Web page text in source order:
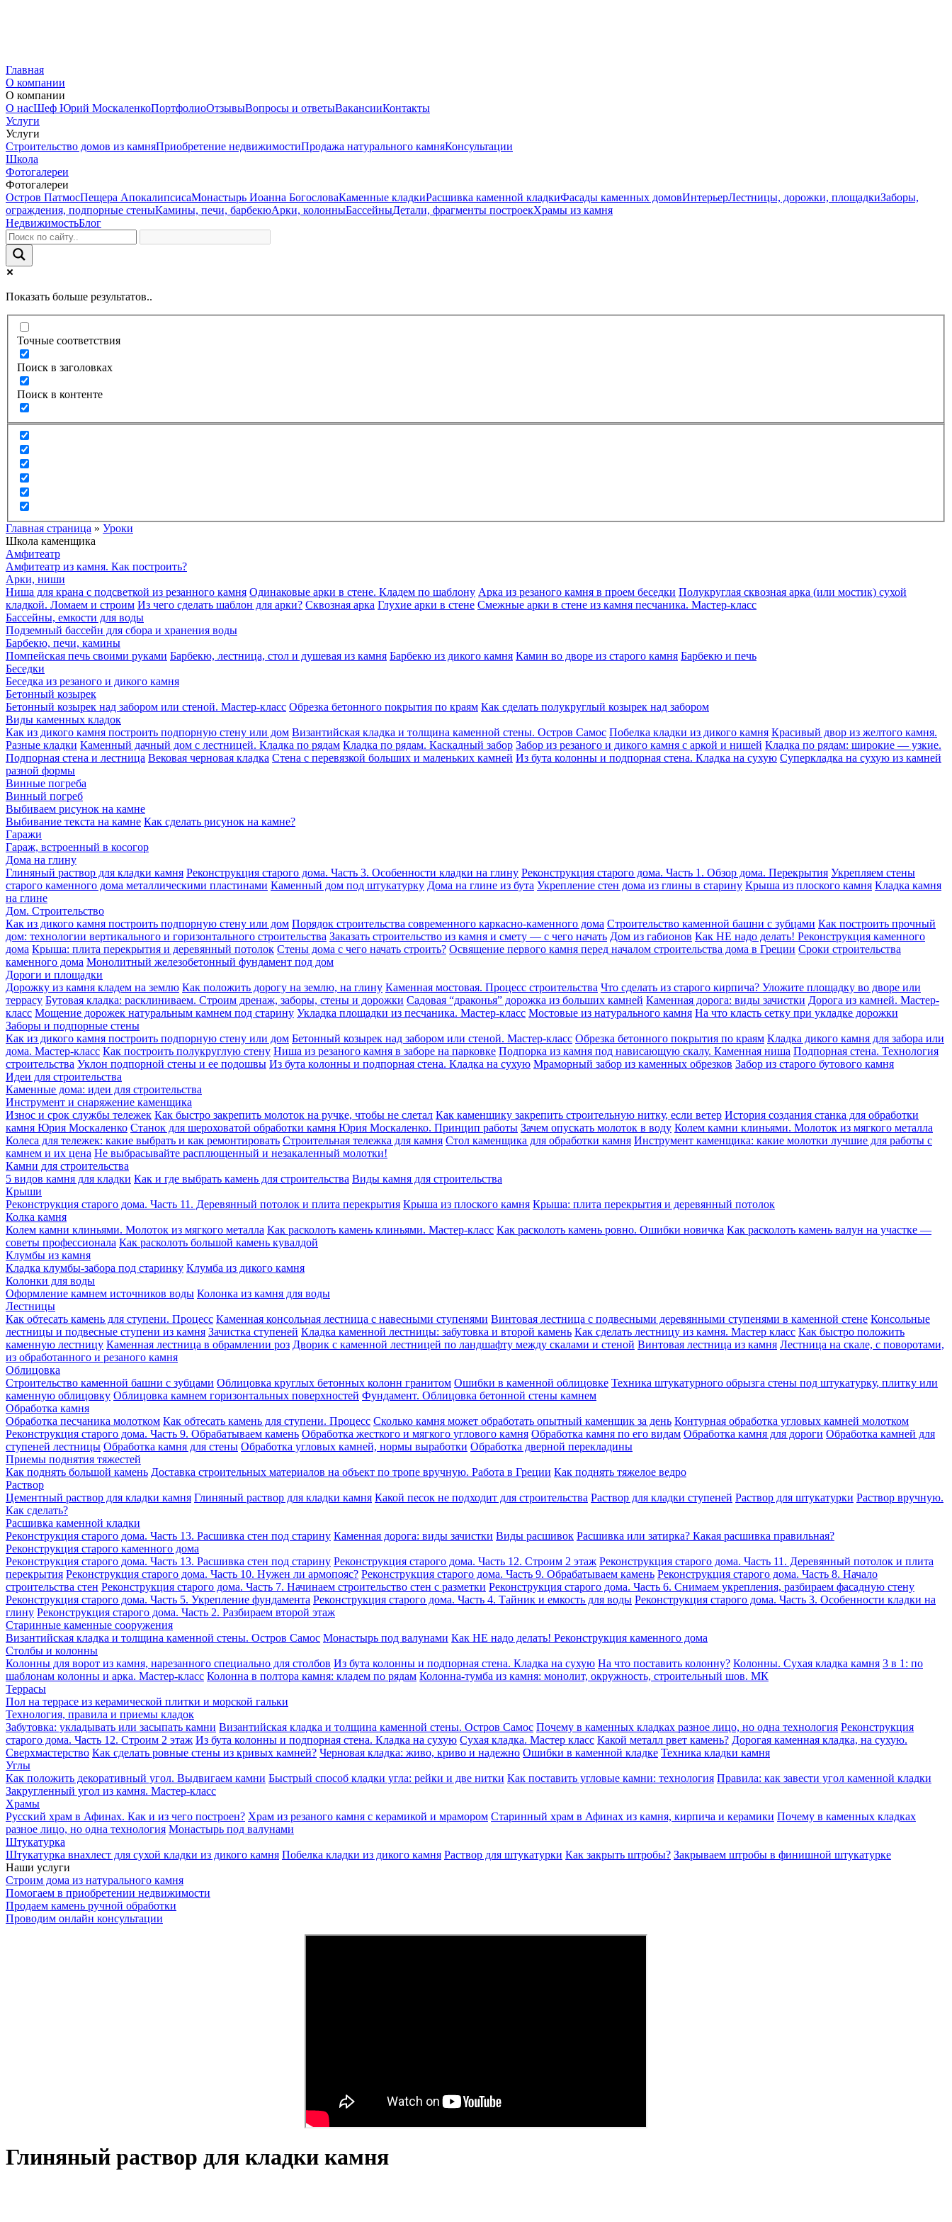
Главная
О компании
О компании
О насШеф Юрий МоскаленкоПортфолиоОтзывыВопросы и ответыВакансииКонтакты
Услуги
Услуги
Строительство домов из камняПриобретение недвижимостиПродажа натурального камняКонсультации
Школа
Фотогалереи
Фотогалереи
Остров ПатмосПещера АпокалипсисаМонастырь Иоанна БогословаКаменные кладкиРасшивка каменной кладкиФасады каменных домовИнтерьерЛестницы, дорожки, площадкиЗаборы,
ограждения, подпорные стеныКамины, печи, барбекюАрки, колонныБассейныДетали, фрагменты построекХрамы из камня
НедвижимостьБлог
Показать больше результатов..
Точные соответствия
Поиск в заголовках
Поиск в контенте
Главная страница » Уроки
Школа каменщика
Амфитеатр
Амфитеатр из камня. Как построить?
Арки, ниши
Ниша для крана с подсветкой из резанного камня Одинаковые арки в стене. Кладем по шаблону Арка из резаного камня в проем беседки Полукруглая сквозная арка (или мостик) сухой
кладкой. Ломаем и строим Из чего сделать шаблон для арки? Сквозная арка Глухие арки в стене Смежные арки в стене из камня песчаника. Мастер-класс
Бассейны, емкости для воды
Подземный бассейн для сбора и хранения воды
Барбекю, печи, камины
Помпейская печь своими руками Барбекю, лестница, стол и душевая из камня Барбекю из дикого камня Камин во дворе из старого камня Барбекю и печь
Беседки
Беседка из резаного и дикого камня
Бетонный козырек
Бетонный козырек над забором или стеной. Мастер-класс Обрезка бетонного покрытия по краям Как сделать полукруглый козырек над забором
Виды каменных кладок
Как из дикого камня построить подпорную стену или дом Византийская кладка и толщина каменной стены. Остров Самос Побелка кладки из дикого камня Красивый двор из желтого камня.
Разные кладки Каменный дачный дом с лестницей. Кладка по рядам Кладка по рядам. Каскадный забор Забор из резаного и дикого камня с аркой и нишей Кладка по рядам: широкие — узкие.
Подпорная стена и лестница Вековая черновая кладка Стена с перевязкой больших и маленьких камней Из бута колонны и подпорная стена. Кладка на сухую Суперкладка на сухую из камней
разной формы
Винные погреба
Винный погреб
Выбиваем рисунок на камне
Выбивание текста на камне Как сделать рисунок на камне?
Гаражи
Гараж, встроенный в косогор
Дома на глину
Глиняный раствор для кладки камня Реконструкция старого дома. Часть 3. Особенности кладки на глину Реконструкция старого дома. Часть 1. Обзор дома. Перекрытия Укрепляем стены
старого каменного дома металлическими пластинами Каменный дом под штукатурку Дома на глине из бута Укрепление стен дома из глины в старину Крыша из плоского камня Кладка камня
на глине
Дом. Строительство
Как из дикого камня построить подпорную стену или дом Порядок строительства современного каркасно-каменного дома Строительство каменной башни с зубцами Как построить прочный
дом: технологии вертикального и горизонтального строительства Заказать строительство из камня и смету — с чего начать Дом из габионов Как НЕ надо делать! Реконструкция каменного
дома Крыша: плита перекрытия и деревянный потолок Стены дома с чего начать строить? Освящение первого камня перед началом строительства дома в Греции Сроки строительства
каменного дома Монолитный железобетонный фундамент под дом
Дороги и площадки
Дорожку из камня кладем на землю Как положить дорогу на землю, на глину Каменная мостовая. Процесс строительства Что сделать из старого кирпича? Уложите площадку во дворе или
террасу Бутовая кладка: расклиниваем. Строим дренаж, заборы, стены и дорожки Садовая “драконья” дорожка из больших камней Каменная дорога: виды зачистки Дорога из камней. Мастер-
класс Мощение дорожек натуральным камнем под старину Укладка площадки из песчаника. Мастер-класс Мостовые из натурального камня На что класть сетку при укладке дорожки
Заборы и подпорные стены
Как из дикого камня построить подпорную стену или дом Бетонный козырек над забором или стеной. Мастер-класс Обрезка бетонного покрытия по краям Кладка дикого камня для забора или
дома. Мастер-класс Как построить полукруглую стену Ниша из резаного камня в заборе на парковке Подпорка из камня под нависающую скалу. Каменная ниша Подпорная стена. Технология
строительства Уклон подпорной стены и ее подошвы Из бута колонны и подпорная стена. Кладка на сухую Мраморный забор из каменных обрезков Забор из старого бутового камня
Идеи для строительства
Каменные дома: идеи для строительства
Инструмент и снаряжение каменщика
Износ и срок службы тележек Как быстро закрепить молоток на ручке, чтобы не слетал Как каменщику закрепить строительную нитку, если ветер История создания станка для обработки
камня Юрия Москаленко Станок для шероховатой обработки камня Юрия Москаленко. Принцип работы Зачем опускать молоток в воду Колем камни клиньями. Молоток из мягкого металла
Колеса для тележек: какие выбрать и как ремонтировать Строительная тележка для камня Стол каменщика для обработки камня Инструмент каменщика: какие молотки лучшие для работы с
камнем и их цена Не выбрасывайте расплющенный и незакаленный молотки!
Камни для строительства
5 видов камня для кладки Как и где выбрать камень для строительства Виды камня для строительства
Крыши
Реконструкция старого дома. Часть 11. Деревянный потолок и плита перекрытия Крыша из плоского камня Крыша: плита перекрытия и деревянный потолок
Колка камня
Колем камни клиньями. Молоток из мягкого металла Как расколоть камень клиньями. Мастер-класс Как расколоть камень ровно. Ошибки новичка Как расколоть камень валун на участке —
советы профессионала Как расколоть большой камень кувалдой
Клумбы из камня
Кладка клумбы-забора под старинку Клумба из дикого камня
Колонки для воды
Оформление камнем источников воды Колонка из камня для воды
Лестницы
Как обтесать камень для ступени. Процесс Каменная консольная лестница с навесными ступенями Винтовая лестница с подвесными деревянными ступенями в каменной стене Консольные
лестницы и подвесные ступени из камня Зачистка ступеней Кладка каменной лестницы: забутовка и второй камень Как сделать лестницу из камня. Мастер класс Как быстро положить
каменную лестницу Каменная лестница в обрамлении роз Дворик с каменной лестницей по ландшафту между скалами и стеной Винтовая лестница из камня Лестница на скале, с поворотами,
из обработанного и резаного камня
Облицовка
Строительство каменной башни с зубцами Облицовка круглых бетонных колонн гранитом Ошибки в каменной облицовке Техника штукатурного обрызга стены под штукатурку, плитку или
каменную облицовку Облицовка камнем горизонтальных поверхностей Фундамент. Облицовка бетонной стены камнем
Обработка камня
Обработка песчаника молотком Как обтесать камень для ступени. Процесс Сколько камня может обработать опытный каменщик за день Контурная обработка угловых камней молотком
Реконструкция старого дома. Часть 9. Обрабатываем камень Обработка жесткого и мягкого углового камня Обработка камня по его видам Обработка камня для дороги Обработка камней для
ступеней лестницы Обработка камня для стены Обработка угловых камней, нормы выработки Обработка дверной перекладины
Приемы поднятия тяжестей
Как поднять большой камень Доставка строительных материалов на объект по тропе вручную. Работа в Греции Как поднять тяжелое ведро
Раствор
Цементный раствор для кладки камня Глиняный раствор для кладки камня Какой песок не подходит для строительства Раствор для кладки ступеней Раствор для штукатурки Раствор вручную.
Как сделать?
Расшивка каменной кладки
Реконструкция старого дома. Часть 13. Расшивка стен под старину Каменная дорога: виды зачистки Виды расшивок Расшивка или затирка? Какая расшивка правильная?
Реконструкция старого каменного дома
Реконструкция старого дома. Часть 13. Расшивка стен под старину Реконструкция старого дома. Часть 12. Строим 2 этаж Реконструкция старого дома. Часть 11. Деревянный потолок и плита
перекрытия Реконструкция старого дома. Часть 10. Нужен ли армопояс? Реконструкция старого дома. Часть 9. Обрабатываем камень Реконструкция старого дома. Часть 8. Начало
строительства стен Реконструкция старого дома. Часть 7. Начинаем строительство стен с разметки Реконструкция старого дома. Часть 6. Снимаем укрепления, разбираем фасадную стену
Реконструкция старого дома. Часть 5. Укрепление фундамента Реконструкция старого дома. Часть 4. Тайник и емкость для воды Реконструкция старого дома. Часть 3. Особенности кладки на
глину Реконструкция старого дома. Часть 2. Разбираем второй этаж
Старинные каменные сооружения
Византийская кладка и толщина каменной стены. Остров Самос Монастырь под валунами Как НЕ надо делать! Реконструкция каменного дома
Столбы и колонны
Колонны для ворот из камня, нарезанного специально для столбов Из бута колонны и подпорная стена. Кладка на сухую На что поставить колонну? Колонны. Сухая кладка камня 3 в 1: по
шаблонам колонны и арка. Мастер-класс Колонна в полтора камня: кладем по рядам Колонна-тумба из камня: монолит, окружность, строительный шов. МК
Террасы
Пол на террасе из керамической плитки и морской гальки
Технология, правила и приемы кладок
Забутовка: укладывать или засыпать камни Византийская кладка и толщина каменной стены. Остров Самос Почему в каменных кладках разное лицо, но одна технология Реконструкция
старого дома. Часть 12. Строим 2 этаж Из бута колонны и подпорная стена. Кладка на сухую Сухая кладка. Мастер класс Какой металл рвет камень? Дорогая каменная кладка, на сухую.
Сверхмастерство Как сделать ровные стены из кривых камней? Черновая кладка: живо, криво и надежно Ошибки в каменной кладке Техника кладки камня
Углы
Как положить декоративный угол. Выдвигаем камни Быстрый способ кладки угла: рейки и две нитки Как поставить угловые камни: технология Правила: как завести угол каменной кладки
Закругленный угол из камня. Мастер-класс
Храмы
Русский храм в Афинах. Как и из чего построен? Храм из резаного камня c керамикой и мрамором Старинный храм в Афинах из камня, кирпича и керамики Почему в каменных кладках
разное лицо, но одна технология Монастырь под валунами
Штукатурка
Штукатурка внахлест для сухой кладки из дикого камня Побелка кладки из дикого камня Раствор для штукатурки Как закрыть штробы? Закрываем штробы в финишной штукатурке
Наши услуги
Строим дома из натурального камня
Помогаем в приобретении недвижимости
Продаем камень ручной обработки
Проводим онлайн консультации
Глиняный раствор для кладки камня